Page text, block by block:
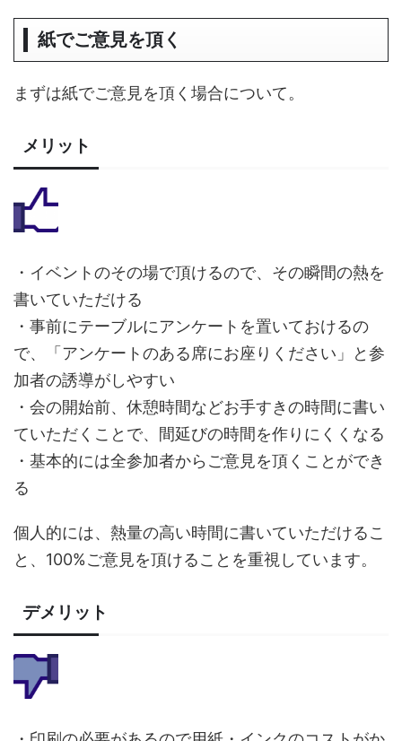
紙でご意見を頂く
まずは紙でご意見を頂く場合について。
メリット
・イベントのその場で頂けるので、その瞬間の熱を
書いていただける
・事前にテーブルにアンケートを置いておけるの
で、「アンケートのある席にお座りください」と参
加者の誘導がしやすい
・会の開始前、休憩時間などお手すきの時間に書い
ていただくことで、間延びの時間を作りにくくなる
・基本的には全参加者からご意見を頂くことができ
る
個人的には、熱量の高い時間に書いていただけるこ
と、100%ご意見を頂けることを重視しています。
デメリット